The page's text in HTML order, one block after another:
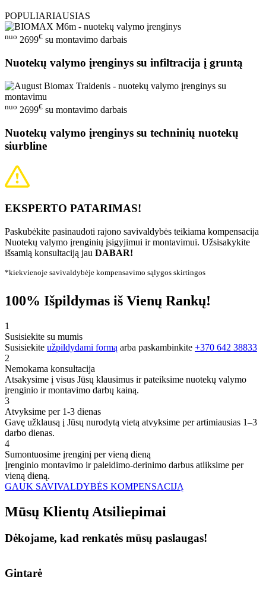
POPULIARIAUSIAS
nuo 2699€ su montavimo darbais
Nuotekų valymo įrenginys su infiltracija į gruntą
nuo 2699€ su montavimo darbais
Nuotekų valymo įrenginys su techninių nuotekų
siurbline
EKSPERTO PATARIMAS!
Paskubėkite pasinaudoti rajono savivaldybės teikiama kompensacija
Nuotekų valymo įrenginių įsigyjimui ir montavimui. Užsisakykite
išsamią konsultaciją jau DABAR!
*kiekvienoje savivaldybėje kompensavimo sąlygos skirtingos
100% Išpildymas iš Vienų Rankų!
1
Susisiekite su mumis
Susisiekite užpildydami formą arba paskambinkite +370 642 38833
2
Nemokama konsultacija
Atsakysime į visus Jūsų klausimus ir pateiksime nuotekų valymo
įrenginio ir montavimo darbų kainą.
3
Atvyksime per 1-3 dienas
Gavę užklausą į Jūsų nurodytą vietą atvyksime per artimiausias 1–3
darbo dienas.
4
Sumontuosime įrenginį per vieną dieną
Įrenginio montavimo ir paleidimo-derinimo darbus atliksime per
vieną dieną.
GAUK SAVIVALDYBĖS KOMPENSACIJĄ
Mūsų Klientų Atsiliepimai
Dėkojame, kad renkatės mūsų paslaugas!
Gintarė